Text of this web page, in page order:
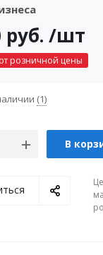
руб. /шт
розничной цены
(1)
В